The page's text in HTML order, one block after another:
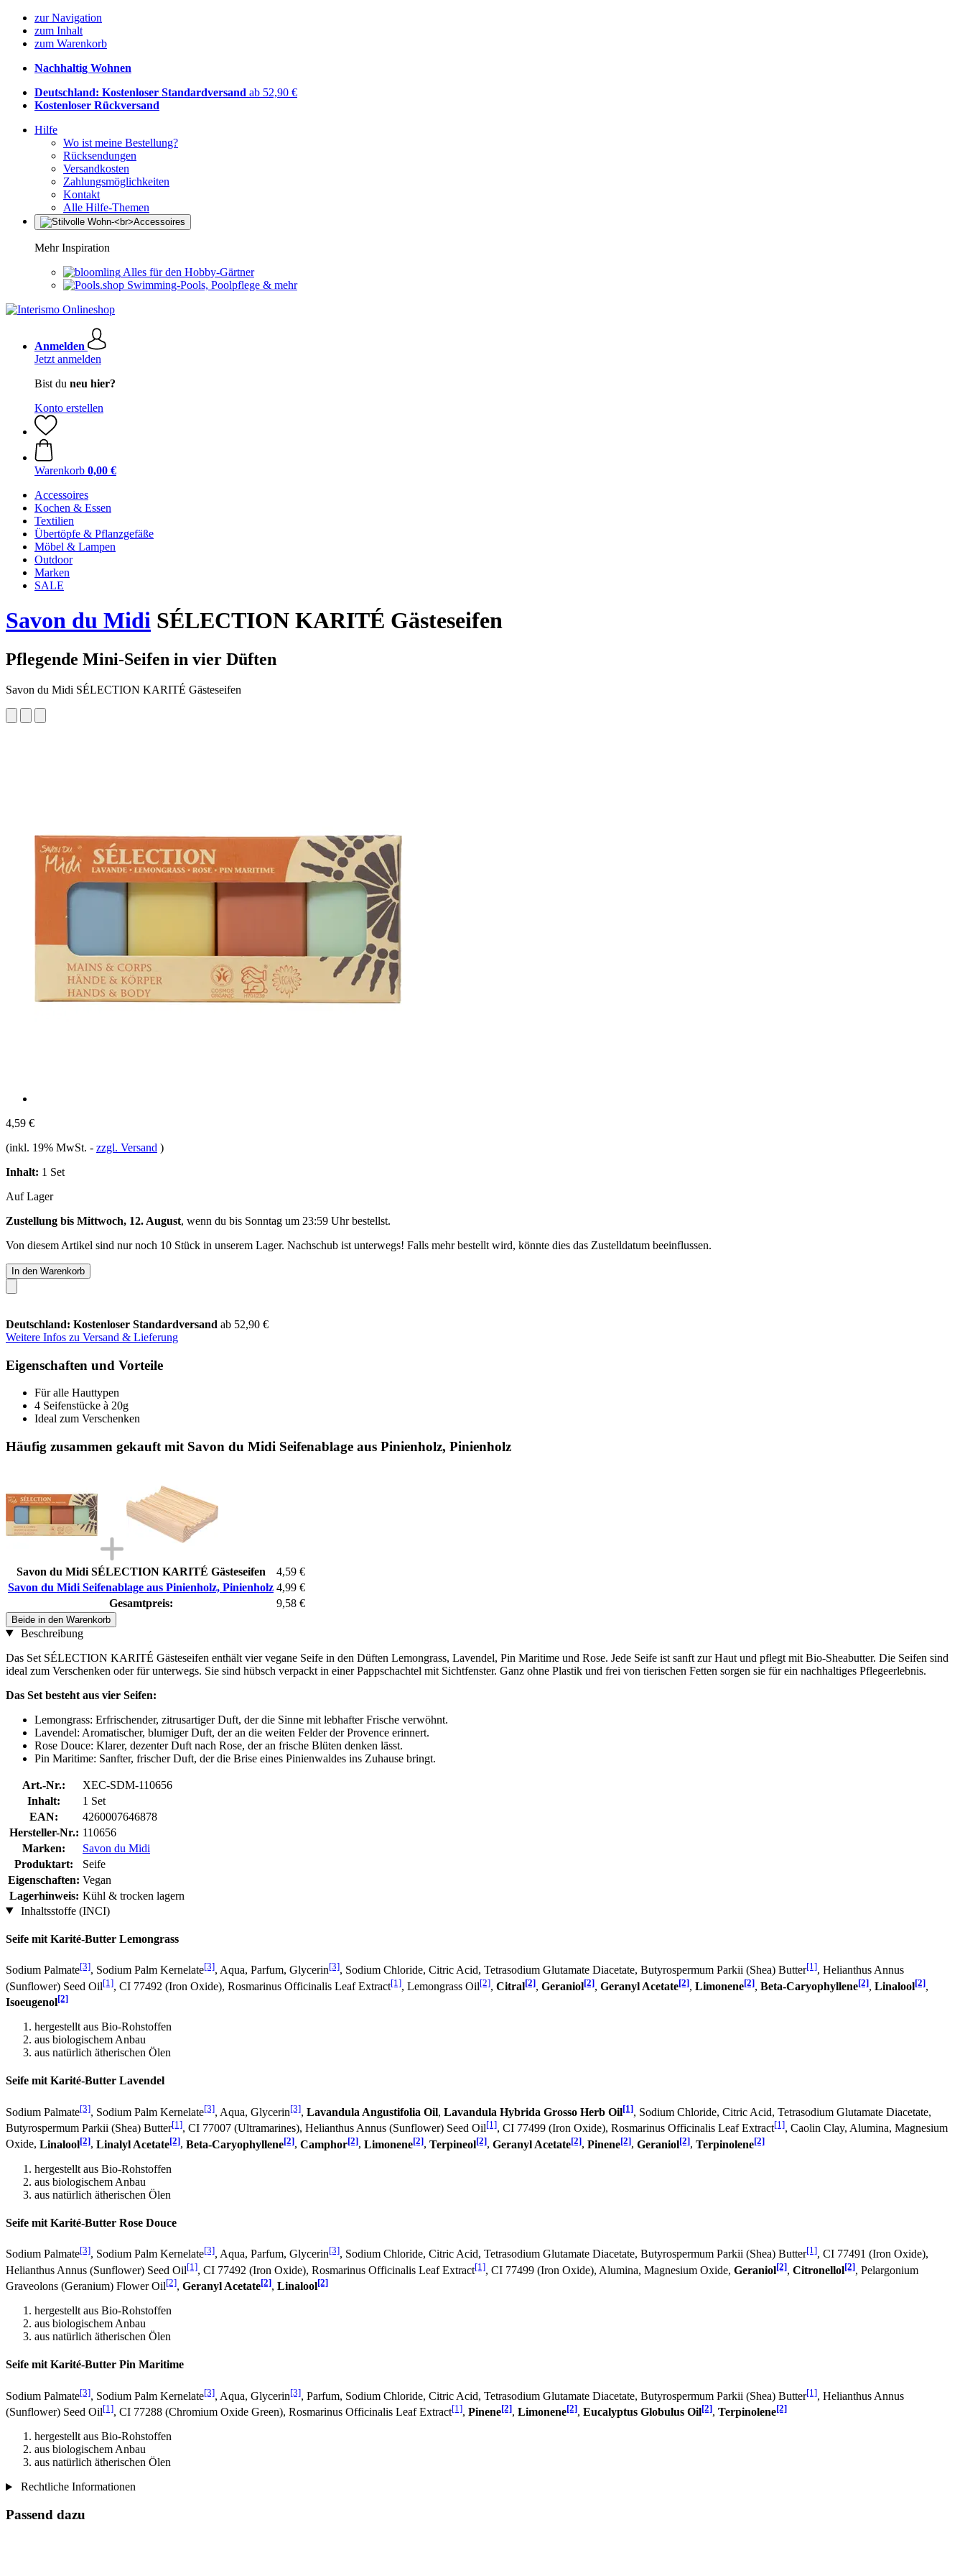
zur Navigation
zum Inhalt
zum Warenkorb
Nachhaltig Wohnen
Deutschland: Kostenloser Standardversand ab 52,90 €
Kostenloser Rückversand
Hilfe
Wo ist meine Bestellung?
Rücksendungen
Versandkosten
Zahlungsmöglichkeiten
Kontakt
Alle Hilfe-Themen
Mehr Inspiration
Alles für den Hobby-Gärtner
Swimming-Pools, Poolpflege & mehr
Anmelden
Jetzt anmelden
Bist du neu hier?
Konto erstellen
Warenkorb 0,00 €
Accessoires
Kochen & Essen
Textilien
Übertöpfe & Pflanzgefäße
Möbel & Lampen
Outdoor
Marken
SALE
Savon du Midi SÉLECTION KARITÉ Gästeseifen
Pflegende Mini-Seifen in vier Düften
Savon du Midi SÉLECTION KARITÉ Gästeseifen
4,59 €
(inkl. 19% MwSt. - zzgl. Versand )
Inhalt: 1 Set
Auf Lager
Zustellung bis Mittwoch, 12. August, wenn du bis Sonntag um 23:59 Uhrbestellst.
Von diesem Artikel sind nur noch 10 Stück in unserem Lager. Nachschub ist unterwegs! Falls mehr bestellt wird, könnte dies das Zustelldatum beeinflussen.
In den Warenkorb
Deutschland: Kostenloser Standardversand ab 52,90 €
Weitere Infos zu Versand & Lieferung
Eigenschaften und Vorteile
Für alle Hauttypen
4 Seifenstücke à 20g
Ideal zum Verschenken
Häufig zusammen gekauft mit Savon du Midi Seifenablage aus Pinienholz, Pinienholz
Savon du Midi SÉLECTION KARITÉ Gästeseifen
4,59 €
Savon du Midi Seifenablage aus Pinienholz, Pinienholz 4,99 €
Gesamtpreis:
9,58 €
Beide in den Warenkorb
Beschreibung
Das Set SÉLECTION KARITÉ Gästeseifen enthält vier vegane Seife in den Düften Lemongrass, Lavendel, Pin Maritime und Rose. Jede Seife ist sanft zur Haut und pflegt mit Bio-Sheabutter. Die Seifen sind
ideal zum Verschenken oder für unterwegs. Sie sind hübsch verpackt in einer Pappschachtel mit Sichtfenster. Ganz ohne Plastik und frei von tierischen Fetten sorgen sie für ein nachhaltiges Pflegeerlebnis.
Das Set besteht aus vier Seifen:
Lemongrass: Erfrischender, zitrusartiger Duft, der die Sinne mit lebhafter Frische verwöhnt.
Lavendel: Aromatischer, blumiger Duft, der an die weiten Felder der Provence erinnert.
Rose Douce: Klarer, dezenter Duft nach Rose, der an frische Blüten denken lässt.
Pin Maritime: Sanfter, frischer Duft, der die Brise eines Pinienwaldes ins Zuhause bringt.
Art.-Nr.:
XEC-SDM-110656
Inhalt:
1 Set
EAN:
4260007646878
Hersteller-Nr.: 110656
Marken:
Savon du Midi
Produktart:
Seife
Eigenschaften: Vegan
Lagerhinweis: Kühl & trocken lagern
Inhaltsstoffe (INCI)
Seife mit Karité-Butter Lemongrass
Sodium Palmate[3], Sodium Palm Kernelate[3], Aqua, Parfum, Glycerin[3], Sodium Chloride, Citric Acid, Tetrasodium Glutamate Diacetate, Butyrospermum Parkii (Shea) Butter[1], Helianthus Annus
(Sunflower) Seed Oil[1], CI 77492 (Iron Oxide), Rosmarinus Officinalis Leaf Extract[1], Lemongrass Oil[2], Citral[2], Geraniol[2], Geranyl Acetate[2], Limonene[2], Beta-Caryophyllene[2], Linalool[2],
Isoeugenol[2]
hergestellt aus Bio-Rohstoffen
aus biologischem Anbau
aus natürlich ätherischen Ölen
Seife mit Karité-Butter Lavendel
Sodium Palmate[3], Sodium Palm Kernelate[3], Aqua, Glycerin[3], Lavandula Angustifolia Oil, Lavandula Hybrida Grosso Herb Oil[1], Sodium Chloride, Citric Acid, Tetrasodium Glutamate Diacetate,
Butyrospermum Parkii (Shea) Butter[1], CI 77007 (Ultramarines) , Helianthus Annus (Sunflower) Seed Oil[1], CI 77499 (Iron Oxide), Rosmarinus Officinalis Leaf Extract[1], Caolin Clay, Alumina, Magnesium
Oxide, Linalool[2], Linalyl Acetate[2], Beta-Caryophyllene[2], Camphor[2], Limonene[2], Terpineol[2], Geranyl Acetate[2], Pinene[2], Geraniol[2], Terpinolene[2]
hergestellt aus Bio-Rohstoffen
aus biologischem Anbau
aus natürlich ätherischen Ölen
Seife mit Karité-Butter Rose Douce
Sodium Palmate[3], Sodium Palm Kernelate[3], Aqua, Parfum, Glycerin[3], Sodium Chloride, Citric Acid, Tetrasodium Glutamate Diacetate, Butyrospermum Parkii (Shea) Butter[1], CI 77491 (Iron Oxide),
Helianthus Annus (Sunflower) Seed Oil[1], CI 77492 (Iron Oxide), Rosmarinus Officinalis Leaf Extract[1], CI 77499 (Iron Oxide), Alumina, Magnesium Oxide, Geraniol[2], Citronellol[2], Pelargonium
Graveolons (Geranium) Flower Oil[2], Geranyl Acetate[2], Linalool[2]
hergestellt aus Bio-Rohstoffen
aus biologischem Anbau
aus natürlich ätherischen Ölen
Seife mit Karité-Butter Pin Maritime
Sodium Palmate[3], Sodium Palm Kernelate[3], Aqua, Glycerin[3], Parfum, Sodium Chloride, Citric Acid, Tetrasodium Glutamate Diacetate, Butyrospermum Parkii (Shea) Butter[1], Helianthus Annus
(Sunflower) Seed Oil[1], CI 77288 (Chromium Oxide Green), Rosmarinus Officinalis Leaf Extract[1], Pinene[2], Limonene[2], Eucalyptus Globulus Oil[2], Terpinolene[2]
hergestellt aus Bio-Rohstoffen
aus biologischem Anbau
aus natürlich ätherischen Ölen
Rechtliche Informationen
Passend dazu